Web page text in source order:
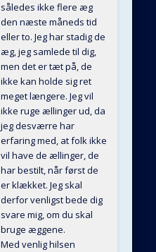
således ikke flere æg
den næste måneds tid
eller to. Jeg har stadig de
æg, jeg samlede til dig,
men det er tæt på, de
ikke kan holde sig ret
meget længere. Jeg vil
ikke ruge ællinger ud, da
jeg desværre har
erfaring med, at folk ikke
vil have de ællinger, de
har bestilt, når først de
er klækket. Jeg skal
derfor venligst bede dig
svare mig, om du skal
bruge æggene.
Med venlig hilsen